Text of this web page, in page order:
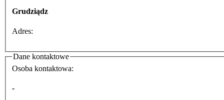
Grudziądz
Adres:
Dane kontaktowe
Osoba kontaktowa:
-